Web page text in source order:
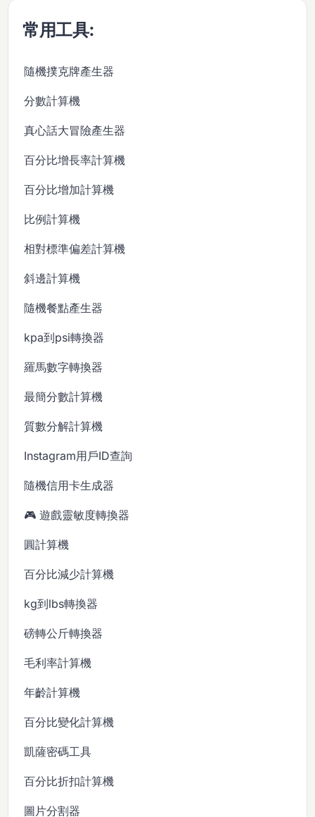
常用工具:
隨機撲克牌產生器
分數計算機
真心話大冒險產生器
百分比增長率計算機
百分比增加計算機
比例計算機
相對標準偏差計算機
斜邊計算機
隨機餐點產生器
kpa到psi轉換器
羅馬數字轉換器
最簡分數計算機
質數分解計算機
Instagram用戶ID查詢
隨機信用卡生成器
🎮 遊戲靈敏度轉換器
圓計算機
百分比減少計算機
kg到lbs轉換器
磅轉公斤轉換器
毛利率計算機
年齡計算機
百分比變化計算機
凱薩密碼工具
百分比折扣計算機
圖片分割器